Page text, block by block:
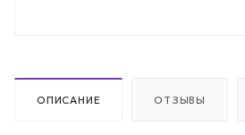
ОПИСАНИЕ ОТЗЫВЫ